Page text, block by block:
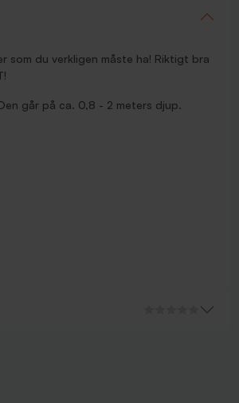
som du verkligen måste ha! Riktigt bra
går på ca. 0,8 - 2 meters djup.